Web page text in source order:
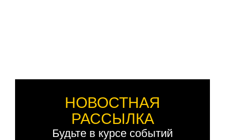
НОВОСТНАЯ
РАССЫЛКА
Будьте в курсе событий